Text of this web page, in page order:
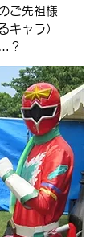
ご先祖様
キャラ）
？​